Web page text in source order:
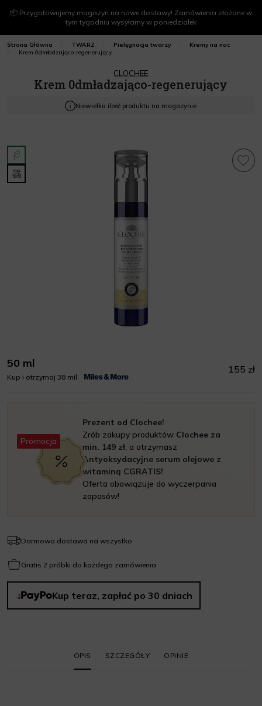
📦 Przygotowujemy magazyn na nowe dostawy! Zamówienia złożone w
tym tygodniu wysyłamy w poniedziałek
Strona Główna TWARZ Pielęgnacja twarzy
Kremy na noc
Krem 0dmładzająco-regenerujący
CLOCHEE
Krem 0dmładzająco-regenerujący
Niewielka ilość produktu na magazynie
50 ml
Kup i otrzymaj 38 mil
155 zł
Promocja
Prezent od Clochee!
Zrób zakupy produktów Clochee za
min. 149 zł, a otrzymasz
Antyoksydacyjne serum olejowe z
witaminą CGRATIS!
Oferta obowiązuje do wyczerpania
zapasów!
Darmowa dostawa na wszystko
Gratis 2 próbki do każdego zamówienia
Kup teraz, zapłać po 30 dniach
OPIS SZCZEGÓŁY OPINIE